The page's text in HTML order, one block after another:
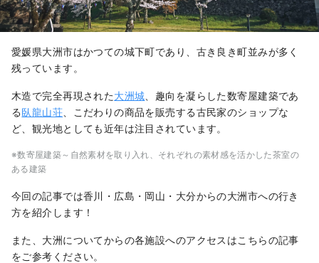
愛媛県大洲市はかつての城下町であり、古き良き町並みが多く
残っています。
木造で完全再現された大洲城 、趣向を凝らした数寄屋建築であ
る臥龍山荘 、こだわりの商品を販売する古民家のショップな
ど、観光地としても近年は注目されています。
※数寄屋建築～自然素材を取り入れ、それぞれの素材感を活かした茶室の
ある建築
今回の記事では香川・広島・岡山・大分からの大洲市への行き
方を紹介します！
また、大洲についてからの各施設へのアクセスはこちらの記事
をご参考ください。